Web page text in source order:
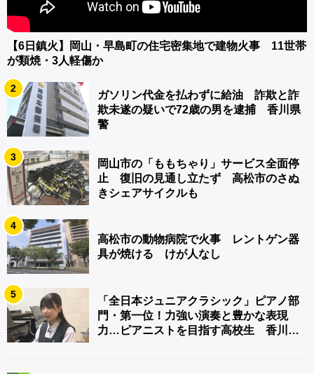
【6日鎮火】岡山・早島町の住宅密集地で建物火事 11世帯
が類焼・3人軽傷か
2
ガソリン代金を払わずに給油 詐欺と詐
欺未遂の疑いで72歳の男を逮捕 香川県
警
3
岡山市の「ももちゃり」サービス全面停
止 復旧の見通し立たず 高松市のさぬ
きシェアサイクルも
4
高松市の動物病院で火事 レントゲン器
具が焼ける けが人なし
5
「全日本ジュニアクラシック」ピアノ部
門・第一位！力強い演奏と豊かな表現
力…ピアニストを目指す高校生 香川